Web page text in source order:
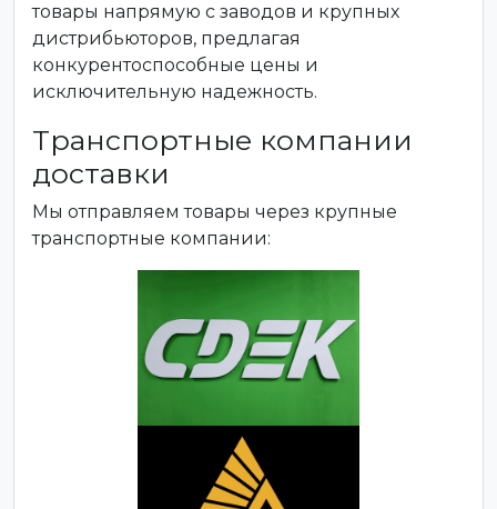
товары напрямую с заводов и крупных
дистрибьюторов, предлагая
конкурентоспособные цены и
исключительную надежность.
Транспортные компании
доставки
Мы отправляем товары через крупные
транспортные компании: